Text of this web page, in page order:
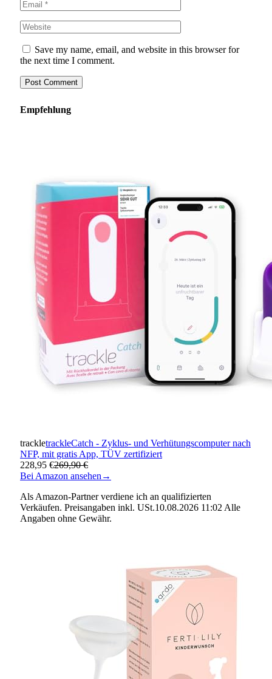
Save my name, email, and website in this browser for
the next time I comment.
Empfehlung
trackletrackleCatch - Zyklus- und Verhütungscomputer nach
NFP, mit gratis App, TÜV zertifiziert
228,95 €269,90 €
Bei Amazon ansehen →
Als Amazon-Partner verdiene ich an qualifizierten
Verkäufen. Preisangaben inkl. USt.10.08.2026 11:02 Alle
Angaben ohne Gewähr.